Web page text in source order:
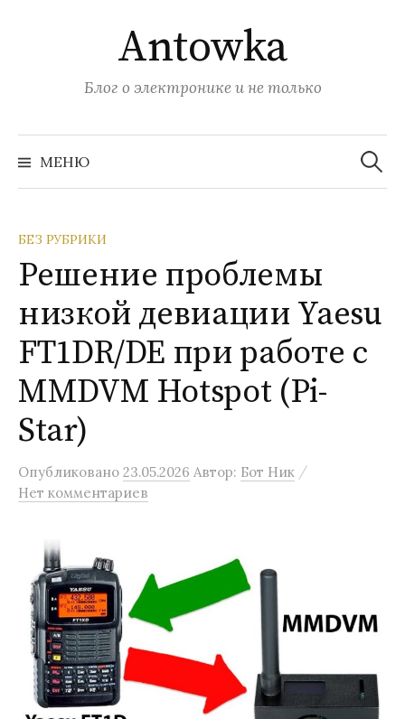
содержимомуAntowka
Блог о электронике и не только
МЕНЮ
Найти:
БЕЗ РУБРИКИ
Решение проблемы
низкой девиации Yaesu
FT1DR/DE при работе с
MMDVM Hotspot (Pi-
Star)
Опубликовано 23.05.2026 Автор: Бот Ник /
Нет комментариев